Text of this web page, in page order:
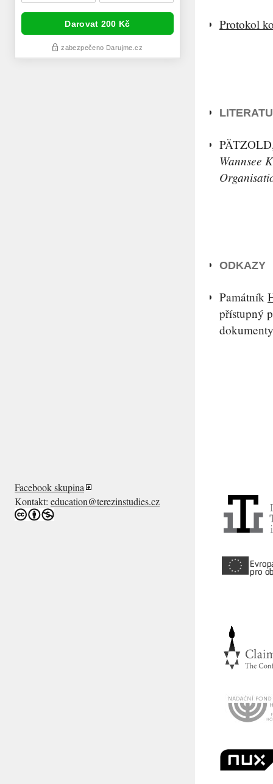
Protokol
PÄTZOLD
Wannsee
ODKAZY
Památník
přístupný
Facebook skupina
Kontakt: education@terezinstudies.cz